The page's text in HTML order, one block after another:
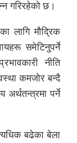
गरिरहेको छ।
लागि मौद्रिक
समेटिनुपर्ने
नीति
कमजोर बन्दै
अर्थतन्त्रमा पर्ने
बढेका बेला